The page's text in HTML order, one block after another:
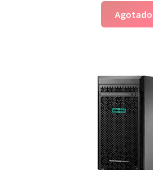
Agotado